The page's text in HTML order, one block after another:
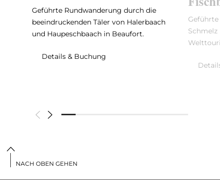
Geführte Rundwanderung durch die
beeindruckenden Täler von Halerbaach
und Haupeschbaach in Beaufort.
Details & Buchung
NACH OBEN GEHEN